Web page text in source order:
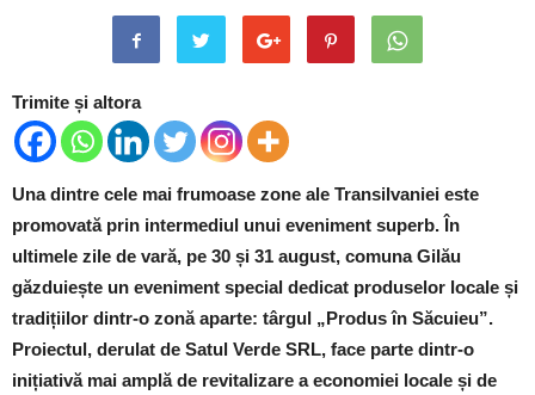
Trimite și altora
Una dintre cele mai frumoase zone ale Transilvaniei este
promovată prin intermediul unui eveniment superb. În
ultimele zile de vară, pe 30 și 31 august, comuna Gilău
găzduiește un eveniment special dedicat produselor locale și
tradițiilor dintr-o zonă aparte: târgul „Produs în Săcuieu”.
Proiectul, derulat de Satul Verde SRL, face parte dintr-o
inițiativă mai amplă de revitalizare a economiei locale și de